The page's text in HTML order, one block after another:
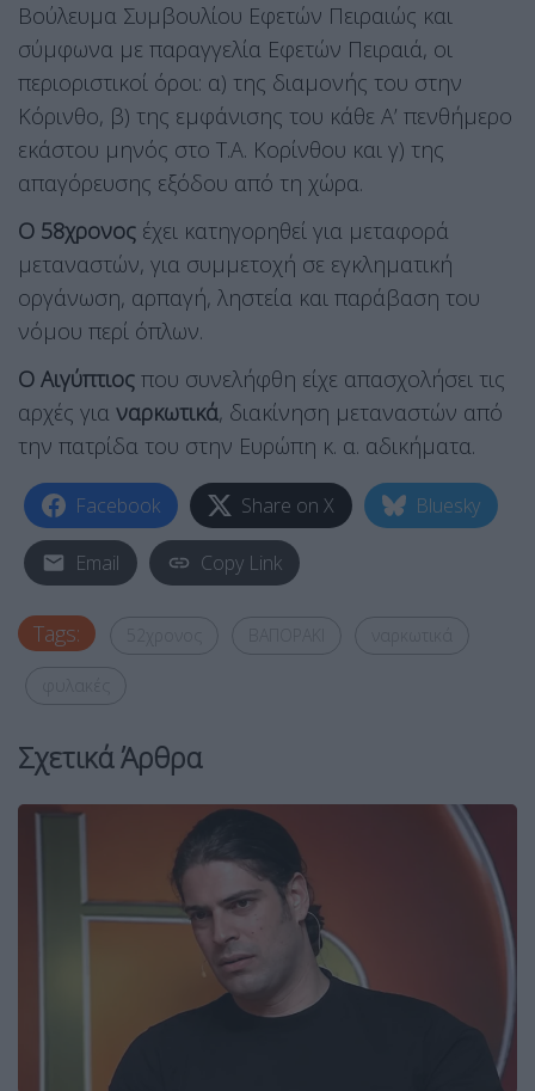
Βούλευμα Συμβουλίου Εφετών Πειραιώς και
σύμφωνα με παραγγελία Εφετών Πειραιά, οι
περιοριστικοί όροι: α) της διαμονής του στην
Κόρινθο, β) της εμφάνισης του κάθε Α’ πενθήμερο
εκάστου μηνός στο Τ.Α. Κορίνθου και γ) της
απαγόρευσης εξόδου από τη χώρα.
Ο 58χρονος έχει κατηγορηθεί για μεταφορά
μεταναστών, για συμμετοχή σε εγκληματική
οργάνωση, αρπαγή, ληστεία και παράβαση του
νόμου περί όπλων.
Ο Αιγύπτιος που συνελήφθη είχε απασχολήσει τις
αρχές για ναρκωτικά, διακίνηση μεταναστών από
την πατρίδα του στην Ευρώπη κ. α. αδικήματα.
Facebook Share on X Bluesky
Email Copy Link
Tags:
Σχετικά Άρθρα